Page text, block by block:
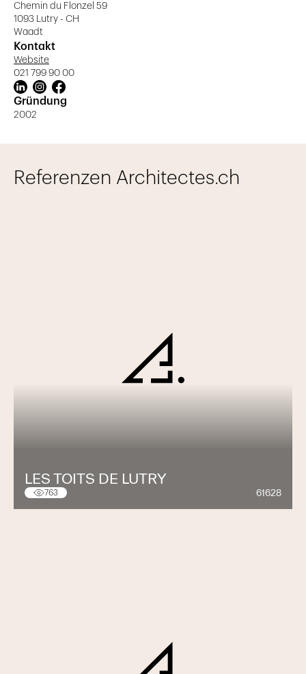
Chemin du Flonzel 59
1093 Lutry - CH
Waadt
Kontakt
Website
021 799 90 00
Gründung
2002
Referenzen Architectes.ch
LES TOITS DE LUTRY
763 61628